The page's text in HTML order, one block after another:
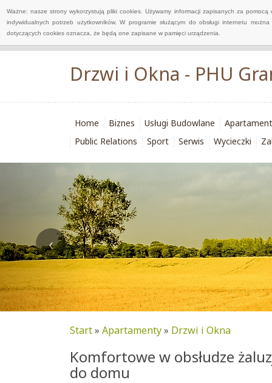
Ważne: nasze strony wykorzystują pliki cookies. Używamy informacji zapisanych za
indywidualnych potrzeb użytkowników. W programie służącym do obsługi internetu
dotyczących cookies oznacza, że będą one zapisane w pamięci urządzenia.
Drzwi i Okna - PHU
Home Biznes Usługi Budowlane
Public Relations
Sport Serwis Wycieczki
Start» Apartamenty» Drzwi i Okna
Komfortowe w obsłudze
do domu